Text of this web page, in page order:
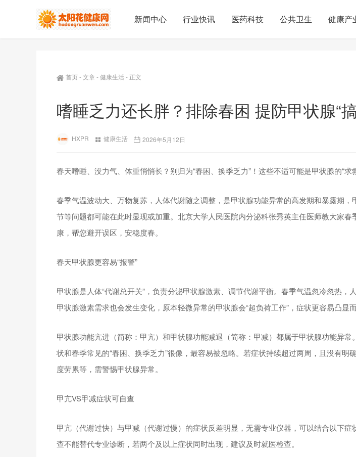
新闻中心 行业快讯 医药科技 公共卫生 健康产
首页-文章-健康生活- 正文
嗜睡乏力还长胖？排除春困 提防甲状腺“
HXPR 健康生活 2026年5月12日
春天嗜睡、没力气、体重悄悄长？别归为“春困、换季乏力”！这些不适可能是甲状腺的“求救
春季气温波动大、万物复苏，人体代谢随之调整，是甲状腺功能异常的高发期和暴露期，
节等问题都可能在此时显现或加重。北京大学人民医院内分泌科张秀英主任医师教大家春
康，帮您避开误区，安稳度春。
春天甲状腺更容易“报警”
甲状腺是人体“代谢总开关”，负责分泌甲状腺激素、调节代谢平衡。春季气温忽冷忽热，
甲状腺激素需求也会发生变化，原本轻微异常的甲状腺会“超负荷工作”，症状更容易凸显而
甲状腺功能亢进（简称：甲亢）和甲状腺功能减退（简称：甲减）都属于甲状腺功能异常
状和春季常见的“春困、换季乏力”很像，最容易被忽略。若症状持续超过两周，且没有明
度劳累等，需警惕甲状腺异常。
甲亢VS甲减症状可自查
甲亢（代谢过快）与甲减（代谢过慢）的症状反差明显，无需专业仪器，可以结合以下症
查不能替代专业诊断，若两个及以上症状同时出现，建议及时就医检查。